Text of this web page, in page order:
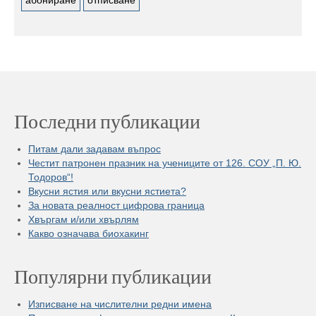
Последни публикации
Питам дали задавам въпрос
Честит патронен празник на учениците от 126. СОУ „П. Ю.
Тодоров“!
Вкусни ястия или вкусни ястиета?
За новата реалност цифрова граница
Хвъргам и/или хвърлям
Какво означава биохакинг
Популярни публикации
Изписване на числителни редни имена